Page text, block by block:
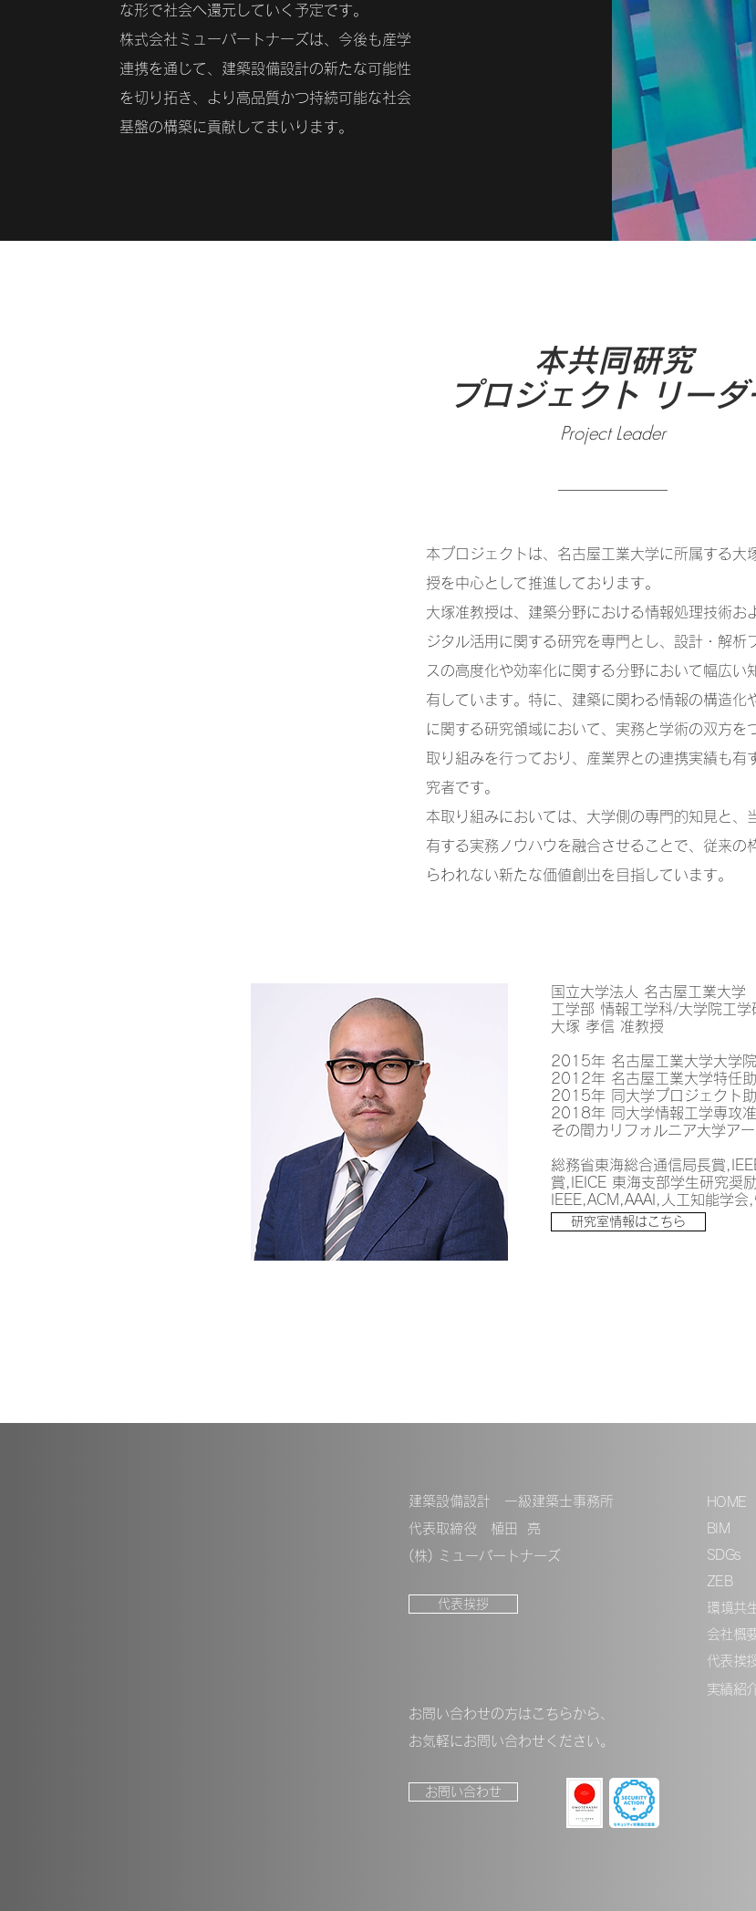
な形で社会へ還元していく予定です。
株式会社ミューパートナーズは、今後も産学
連携を通じて、建築設備設計の新たな可能性
を切り拓き、より高品質かつ持続可能な社会
基盤の構築に貢献してまいります。
本共同研究
プロジェクト リーダ
Project Leader
本プロジェクトは、名古屋工業大学に所属する大
授を中心として推進しております。
大塚准教授は、建築分野における情報処理技術お
ジタル活用に関する研究を専門とし、設計・解析
スの高度化や効率化に関する分野において幅広い
有しています。特に、建築に関わる情報の構造化
に関する研究領域において、実務と学術の双方を
取り組みを行っており、産業界との連携実績も有
究者です。
本取り組みにおいては、大学側の専門的知見と、
有する実務ノウハウを融合させることで、従来の
らわれない新たな価値創出を目指しています。
国立大学法人 名古屋工業大学
工学部 情報工学科/大学院工
大塚 孝信 准教授
2015年 名古屋工業大学大学
2012年 名古屋工業大学特任助
2015年 同大学プロジェクト助
2018年 同大学情報工学専攻准
その間カリフォルニア大学ア
総務省東海総合通信局長賞
賞,IEICE 東海支部学生研究奨励
IEEE,ACM,AAAI,人工知能学
研究室情報はこちら
建築設備設計 一級建築士事務所
代表取締役 植田 亮
(株) ミューパートナーズ
代表挨拶
お問い合わせの方はこちらから、
​お気軽にお問い合わせください。
お問い合わせ
HOME
BIM
SDGs
ZEB
環境共
会社概
代表挨
実績紹